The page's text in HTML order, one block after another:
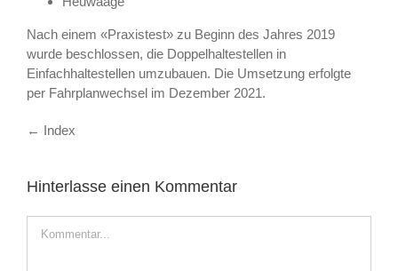
Nach einem «Praxistest» zu Beginn des Jahres 2019
wurde beschlossen, die Doppelhaltestellen in
Einfachhaltestellen umzubauen. Die Umsetzung erfolgte
per Fahrplanwechsel im Dezember 2021.
← Index
Hinterlasse einen Kommentar